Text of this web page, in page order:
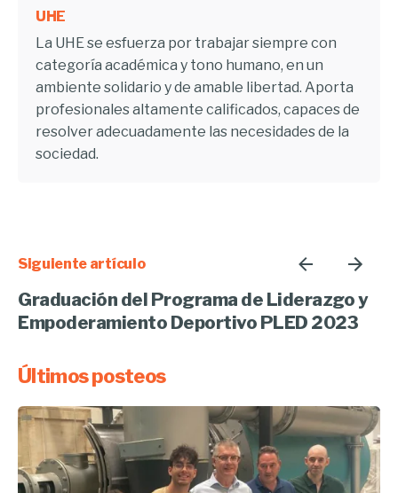
UHE
La UHE se esfuerza por trabajar siempre con
categoría académica y tono humano, en un
ambiente solidario y de amable libertad. Aporta
profesionales altamente calificados, capaces de
resolver adecuadamente las necesidades de la
sociedad.
Siguiente artículo
Graduación del Programa de Liderazgo y
Empoderamiento Deportivo PLED 2023
Últimos posteos